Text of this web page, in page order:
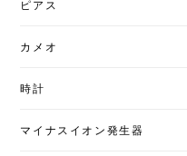
ピアス
カメオ
時計
マイナスイオン発生器